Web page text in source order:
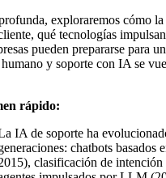
exploraremos cómo
qué tecnologías
pueden prepararse para
y soporte con IA se
rápido:
IA de soporte ha
chatbots basados
clasificación de